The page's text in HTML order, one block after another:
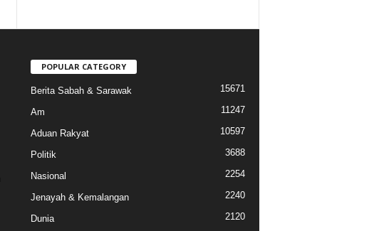
POPULAR CATEGORY
Berita Sabah & Sarawak 15671
Am 11247
Aduan Rakyat 10597
Politik 3688
Nasional 2254
Jenayah & Kemalangan 2240
Dunia 2120